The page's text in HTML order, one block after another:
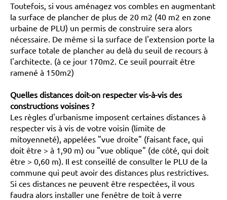
Toutefois, si vous aménagez vos combles en augmentant
la surface de plancher de plus de 20 m2 (40 m2 en zone
urbaine de PLU) un permis de construire sera alors
nécessaire. De même si la surface de l'extension porte la
surface totale de plancher au delà du seuil de recours à
l'architecte. (à ce jour 170m2. Ce seuil pourrait être
ramené à 150m2)
Quelles distances doit-on respecter vis-à-vis des
constructions voisines ?
Les règles d'urbanisme imposent certaines distances à
respecter vis à vis de votre voisin (limite de
mitoyenneté), appelées "vue droite" (faisant face, qui
doit être > à 1,90 m) ou "vue oblique" (de côté, qui doit
être > 0,60 m). Il est conseillé de consulter le PLU de la
commune qui peut avoir des distances plus restrictives.
Si ces distances ne peuvent être respectées, il vous
faudra alors installer une fenêtre de toit à verre